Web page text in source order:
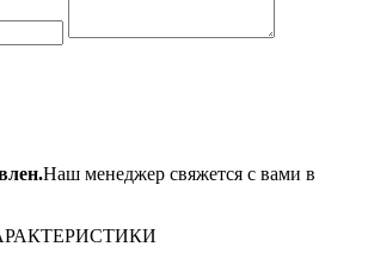
Наш менеджер свяжется с вами в